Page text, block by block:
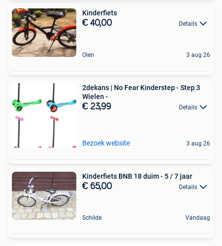
Kinderfiets
€ 40,00 Details
Olen 3 aug 26
2dekans | No Fear Kinderstep - Step 3
Wielen -
€ 23,99 Details
Bezoek website 3 aug 26
Kinderfiets BNB 18 duim - 5 / 7 jaar
€ 65,00 Details
Schilde Vandaag